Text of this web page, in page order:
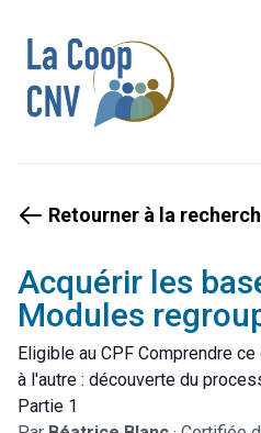
Retourner à la
Acquérir les
Modules
Eligible au CPF Comprendre
à l'autre : découverte du
Partie 1